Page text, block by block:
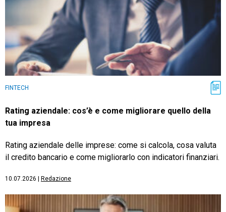
FINTECH
Rating aziendale: cos’è e come migliorare quello della
tua impresa
Rating aziendale delle imprese: come si calcola, cosa valuta
il credito bancario e come migliorarlo con indicatori finanziari.
10.07.2026 Redazione